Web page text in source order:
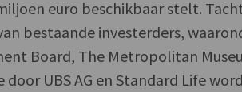
euro beschikbaar stelt.
bestaande investerders,
Board, The Metropolitan
UBS AG en Standard Life